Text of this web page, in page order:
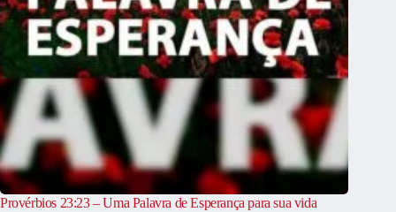
Provérbios 23:23 – Uma Palavra de Esperança para sua vida